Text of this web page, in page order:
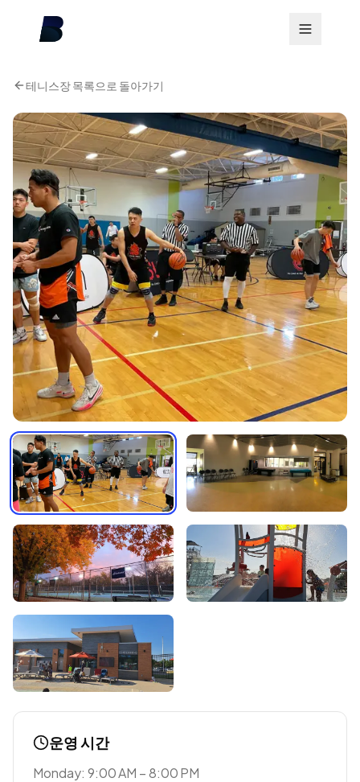
테니스장 목록으로 돌아가기
운영 시간
Monday: 9:00 AM – 8:00 PM